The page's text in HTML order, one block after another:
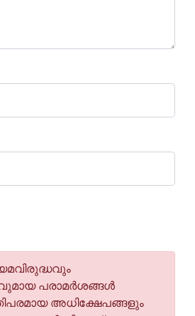
പരാമര്‍ശങ്ങള്‍
അധിക്ഷേപങ്ങളും